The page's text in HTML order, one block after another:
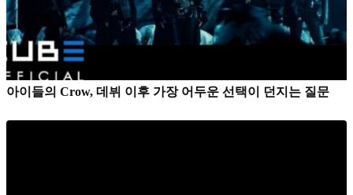
아이들의 Crow, 데뷔 이후 가장 어두운 선택이 던지는 질문